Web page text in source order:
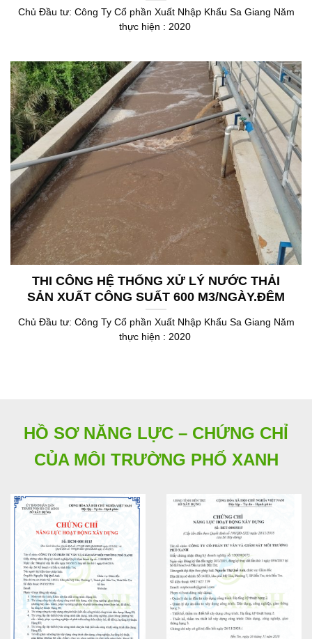
Chủ Đầu tư: Công Ty Cổ phần Xuất Nhập Khẩu Sa Giang Năm
thực hiện : 2020
THI CÔNG HỆ THỐNG XỬ LÝ NƯỚC THẢI
SẢN XUẤT CÔNG SUẤT 600 M3/NGÀY.ĐÊM
Chủ Đầu tư: Công Ty Cổ phần Xuất Nhập Khẩu Sa Giang Năm
thực hiện : 2020
HỒ SƠ NĂNG LỰC – CHỨNG CHỈ
CỦA MÔI TRƯỜNG PHỐ XANH